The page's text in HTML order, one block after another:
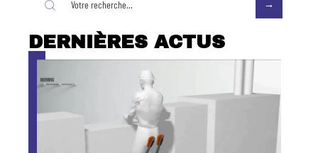
DERNIÈRES ACTUS